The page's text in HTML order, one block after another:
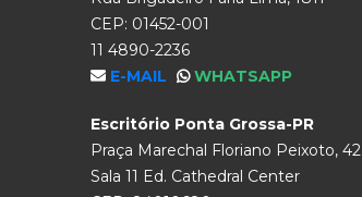
CEP: 01452-001
11 4890-2236
E-MAIL
WHATSAPP
Escritório Ponta Grossa-PR
Praça Marechal Floriano Peixoto, 42
Sala 11 Ed. Cathedral Center